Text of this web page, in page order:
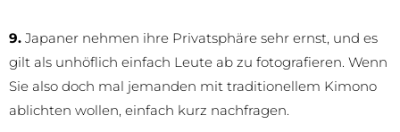
9. Japaner nehmen ihre Privatsphäre sehr ernst, und es
gilt als unhöflich einfach Leute ab zu fotografieren. Wenn
Sie also doch mal jemanden mit traditionellem Kimono
ablichten wollen, einfach kurz nachfragen.